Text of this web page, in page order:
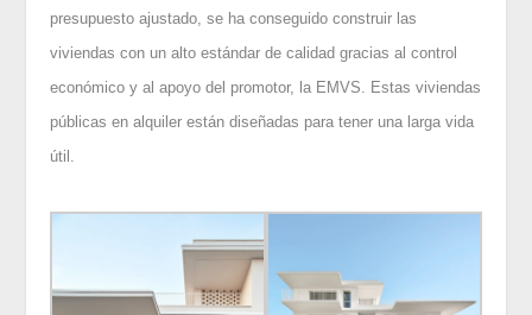
presupuesto ajustado, se ha conseguido construir las
viviendas con un alto estándar de calidad gracias al control
económico y al apoyo del promotor, la EMVS. Estas viviendas
públicas en alquiler están diseñadas para tener una larga vida
útil.